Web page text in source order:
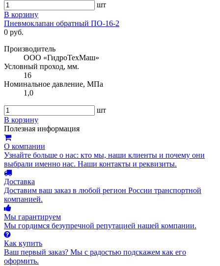
шт
В корзину
Пневмоклапан обратный ПО-16-2
0 руб.
Производитель
ООО «ГидроТехМаш»
Условный проход, мм.
16
Номинальное давление, МПа
1,0
шт
В корзину
Полезная информация
О компании
Узнайте больше о нас: кто мы, наши клиенты и почему они
выбрали именно нас. Наши контакты и реквизиты.
Доставка
Доставим ваш заказ в любой регион России транспортной
компанией.
Мы гарантируем
Мы гордимся безупречной репутацией нашей компании.
Как купить
Ваш первый заказ? Мы с радостью подскажем как его
оформить.